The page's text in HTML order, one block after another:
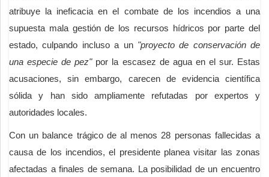
atribuye la ineficacia en el combate de los incendios a una
supuesta mala gestión de los recursos hídricos por parte del
estado, culpando incluso a un "proyecto de conservación de
una especie de pez"por la escasez de agua en el sur. Estas
acusaciones, sin embargo, carecen de evidencia científica
sólida y han sido ampliamente refutadas por expertos y
autoridades locales.
Con un balance trágico de al menos 28 personas fallecidas a
causa de los incendios, el presidente planea visitar las zonas
afectadas a finales de semana. La posibilidad de un encuentro